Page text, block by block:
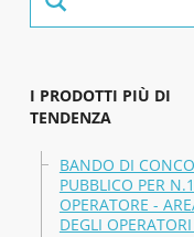
I PRODOTTI PIÙ DI
TENDENZA
BANDO DI
PUBBLICO PER N.1
OPERATORE -
DEGLI